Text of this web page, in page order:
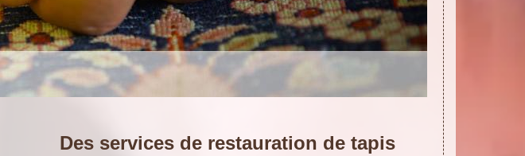
Des services de restauration de tapis